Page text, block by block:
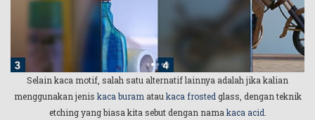
Selain kaca motif, salah satu alternatif lainnya adalah jika kalian
menggunakan jenis kaca buram atau kaca frosted glass, dengan teknik
etching yang biasa kita sebut dengan nama kaca acid